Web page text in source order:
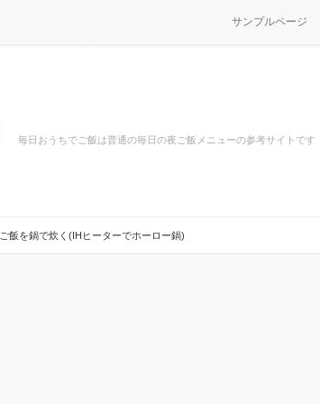
サンプルページ
毎日おうちでご飯は普通の毎日の夜ご飯メニューの参考サイトです
ご飯を鍋で炊く(IHヒーターでホーロー鍋)